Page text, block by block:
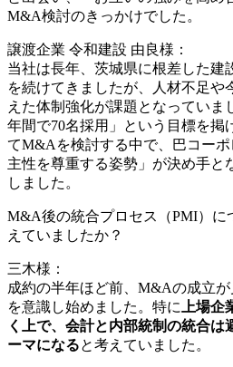
M&A検討のきっかけでした。
譲渡企業 令和建設 由良様：
当社は長年、茨城県に根差した建
を続けてきましたが、人材不足や
えた体制強化が課題となっていま
年間で70名採用」という目標を掲
てM&Aを検討する中で、巴コー
主性を尊重する姿勢」が決め手と
しました。
M&A後の統合プロセス（PMI）に
えていましたか？
三木様：
成約の半年ほど前、M&Aの成立
を意識し始めました。特に
上場
く上で、会計と内部統制の統合は
ーマになると考えていました。